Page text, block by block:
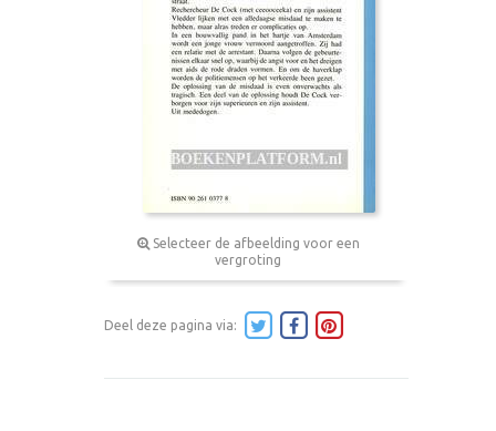
Selecteer de afbeelding voor een
vergroting
Deel deze pagina via: